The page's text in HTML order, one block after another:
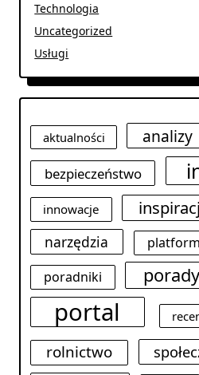
Technologia
Uncategorized
Usługi
aktualności analizy
bezpieczeństwo
innowacje
narzędzia
poradniki
porady
portal
rolnictwo